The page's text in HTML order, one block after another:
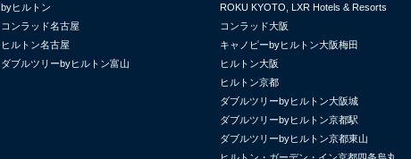
byヒルトン
コンラッド名古屋
ヒルトン名古屋
ダブルツリーbyヒルトン富山
ROKU KYOTO, LXR Hotels & Resorts
コンラッド大阪
キャノピーbyヒルトン大阪梅田
ヒルトン大阪
ヒルトン京都
ダブルツリーbyヒルトン大阪城
ダブルツリーbyヒルトン京都駅
ダブルツリーbyヒルトン京都東山